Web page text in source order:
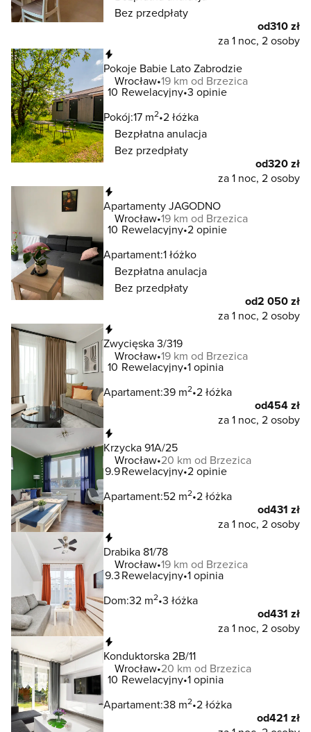
Bez przedpłaty
od310 zł
za 1 noc, 2 osoby
Pokoje Babie Lato Zabrodzie
Wrocław 19 km od Brzezica
10 Rewelacyjny 3 opinie
Pokój:17 m2 2 łóżka
Bezpłatna anulacja
Bez przedpłaty
od320 zł
za 1 noc, 2 osoby
Apartamenty JAGODNO
Wrocław 19 km od Brzezica
10 Rewelacyjny 2 opinie
Apartament:1 łóżko
Bezpłatna anulacja
Bez przedpłaty
od2 050 zł
za 1 noc, 2 osoby
Zwycięska 3/319
Wrocław 19 km od Brzezica
10 Rewelacyjny 1 opinia
Apartament:39 m2 2 łóżka
od454 zł
za 1 noc, 2 osoby
Krzycka 91A/25
Wrocław 20 km od Brzezica
9.9Rewelacyjny 2 opinie
Apartament:52 m2 2 łóżka
od431 zł
za 1 noc, 2 osoby
Drabika 81/78
Wrocław 19 km od Brzezica
9.3Rewelacyjny 1 opinia
Dom:32 m2 3 łóżka
od431 zł
za 1 noc, 2 osoby
Konduktorska 2B/11
Wrocław 20 km od Brzezica
10 Rewelacyjny 1 opinia
Apartament:38 m2 2 łóżka
od421 zł